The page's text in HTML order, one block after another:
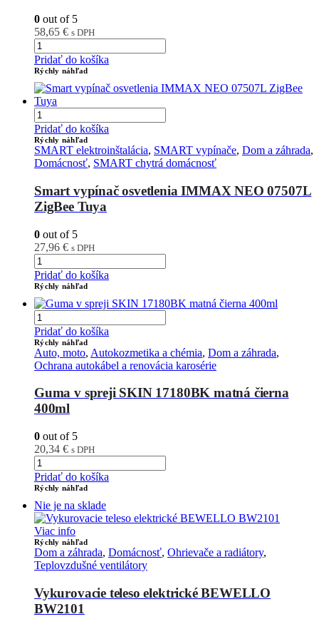
0 out of 5
58,65 € s DPH
Pridať do košíka
Rýchly náhľad
Pridať do košíka
Rýchly náhľad
SMART elektroinštalácia, SMART vypínače, Dom a záhrada,
Domácnosť, SMART chytrá domácnosť
Smart vypínač osvetlenia IMMAX NEO 07507L
ZigBee Tuya
0 out of 5
27,96 € s DPH
Pridať do košíka
Rýchly náhľad
Pridať do košíka
Rýchly náhľad
Auto, moto, Autokozmetika a chémia, Dom a záhrada,
Ochrana autokábel a renovácia karosérie
Guma v spreji SKIN 17180BK matná čierna
400ml
0 out of 5
20,34 € s DPH
Pridať do košíka
Rýchly náhľad
Nie je na sklade
Viac info
Rýchly náhľad
Dom a záhrada, Domácnosť, Ohrievače a radiátory,
Teplovzdušné ventilátory
Vykurovacie teleso elektrické BEWELLO
BW2101